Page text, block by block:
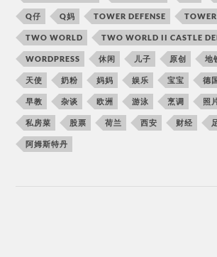
Q仔 Q妈 TOWER DEFENSE
TWO WORLD TWO WORLD II CASTLE
WORDPRESS 休闲 儿子 原创 地
天使 奶粉 妈妈 娱乐 宝宝 德
早教 杂谈 欧洲 游泳 烹调 照
私房菜 股票 荷兰 西安 财经
阿姆斯特丹